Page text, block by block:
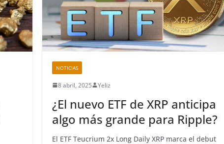
NOTICIAS
8 abril, 2025 Yeliz
¿El nuevo ETF de XRP anticipa
algo más grande para Ripple?
El ETF Teucrium 2x Long Daily XRP marca el debut